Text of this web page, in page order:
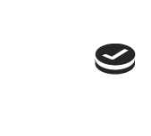
Love Forever är
utan tull eller